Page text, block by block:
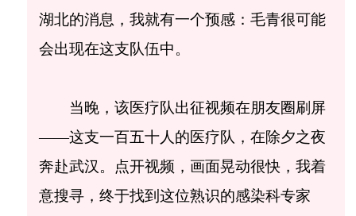
湖北的消息，我就有一个预感：毛青很可能
会出现在这支队伍中。
当晚，该医疗队出征视频在朋友圈刷屏
——这支一百五十人的医疗队，在除夕之夜
奔赴武汉。点开视频，画面晃动很快，我着
意搜寻，终于找到这位熟识的感染科专家